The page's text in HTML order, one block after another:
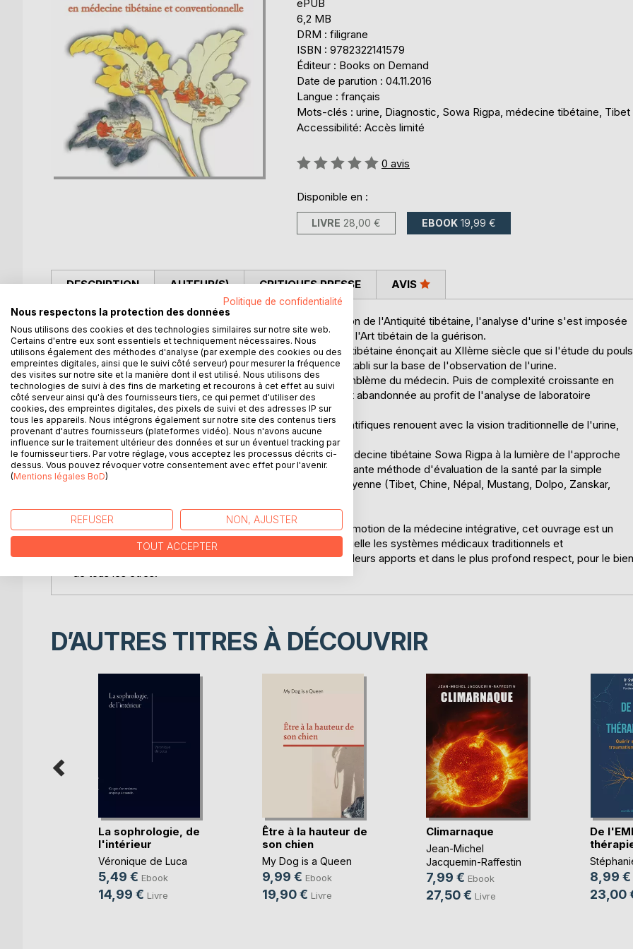
ePUB
6,2 MB
DRM : filigrane
ISBN : 9782322141579
Éditeur : Books on Demand
Date de parution : 04.11.2016
Langue : français
Mots-clés : urine, Diagnostic, Sowa Rigpa, médecine tibétaine, Tibet
Accessibilité: Accès limité
Évaluation:
0 avis
Disponible en :
LIVRE 28,00 € EBOOK 19,99 €
DESCRIPTION
Plongeant ses racines dans les pratiques chamaniques Bön de l'Antiquité tibétaine, l'analyse d'urine s'est imposée
comme méthode majeure de diagnostic pour Sowa rigpa, l'Art tibétain de la guérison.
Yuthok Yonten Gonpo, père de la médecine traditionnelle tibétaine énonçait au XIIème siècle que si l'étude du pouls
ne permettait pas de conclure, le diagnostic devait être établi sur la base de l'observation de l'urine.
Au même moment en Occident, le flacon d'urine était l'emblème du médecin. Puis de complexité croissante en
supercheries, l'observation de l'urine fut progressivement abandonnée au profit de l'analyse de laboratoire
cantonnée aux pathologies rénales et urogénitales.
Pourtant les récents développements techniques et scientifiques renouent avec la vision traditionnelle de l'urine,
vue comme un miroir reflétant clairement l'état de santé.
Ce guide pratique présente les bases théoriques de la médecine tibétaine Sowa Rigpa à la lumière de l'approche
occidentale et livre les secrets d'une authentique et puissante méthode d'évaluation de la santé par la simple
observation de l'urine, encore pratiquée dans l'aire himalayenne (Tibet, Chine, Népal, Mustang, Dolpo, Zanskar,
A l'heure où l'Organisation Mondiale de la Santé fait la promotion de la médecine intégrative, cet ouvrage est un
plaidoyer pour une médecine collaborative au sein de laquelle les systèmes médicaux traditionnels et
conventionnels s'enrichissent mutuellement par leurs meilleurs apports et dans le plus profond respect, pour le bien
de tous les êtres.
AUTEUR(S) CRITIQUES PRESSE AVIS
D’AUTRES TITRES À DÉCOUVRIR
La sophrologie, de
l'intérieur
Véronique de Luca
5,49 € Ebook
14,99 € Livre
Être à la hauteur de
son chien
My Dog is a Queen
9,99 € Ebook
19,90 € Livre
Climarnaque
Jean-Michel
Jacquemin-Raffestin
7,99 € Ebook
27,50 € Livre
De
8,99 €
23,00
Politique de confidentialité
Nous respectons la protection des données
Nous utilisons des cookies et des technologies similaires sur notre site web.
Certains d'entre eux sont essentiels et techniquement nécessaires. Nous
utilisons également des méthodes d'analyse (par exemple des cookies ou des
empreintes digitales, ainsi que le suivi côté serveur) pour mesurer la fréquence
des visites sur notre site et la manière dont il est utilisé. Nous utilisons des
technologies de suivi à des fins de marketing et recourons à cet effet au suivi
côté serveur ainsi qu'à des fournisseurs tiers, ce qui permet d'utiliser des
cookies, des empreintes digitales, des pixels de suivi et des adresses IP sur
tous les appareils. Nous intégrons également sur notre site des contenus tiers
provenant d'autres fournisseurs (plateformes vidéo). Nous n'avons aucune
influence sur le traitement ultérieur des données et sur un éventuel tracking par
le fournisseur tiers. Par votre réglage, vous acceptez les processus décrits ci-
dessus. Vous pouvez révoquer votre consentement avec effet pour l'avenir.
(Mentions légales BoD)
REFUSER NON, AJUSTER
TOUT ACCEPTER